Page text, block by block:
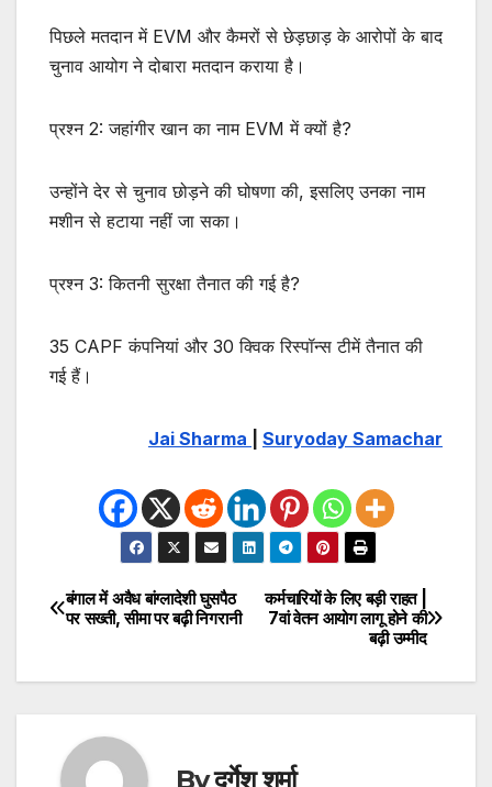
पिछले मतदान में EVM और कैमरों से छेड़छाड़ के आरोपों के बाद
चुनाव आयोग ने दोबारा मतदान कराया है।
प्रश्न 2: जहांगीर खान का नाम EVM में क्यों है?
उन्होंने देर से चुनाव छोड़ने की घोषणा की, इसलिए उनका नाम
मशीन से हटाया नहीं जा सका।
प्रश्न 3: कितनी सुरक्षा तैनात की गई है?
35 CAPF कंपनियां और 30 क्विक रिस्पॉन्स टीमें तैनात की
गई हैं।
Jai Sharma Suryoday Samachar
Post
कर्मचारियों के लिए बड़ी राहत |
7वां वेतन आयोग लागू होने की
बढ़ी उम्मीद
बंगाल में अवैध बांग्लादेशी घुसपैठ
पर सख्ती, सीमा पर बढ़ी निगरानी
Byदुर्गेश शर्मा